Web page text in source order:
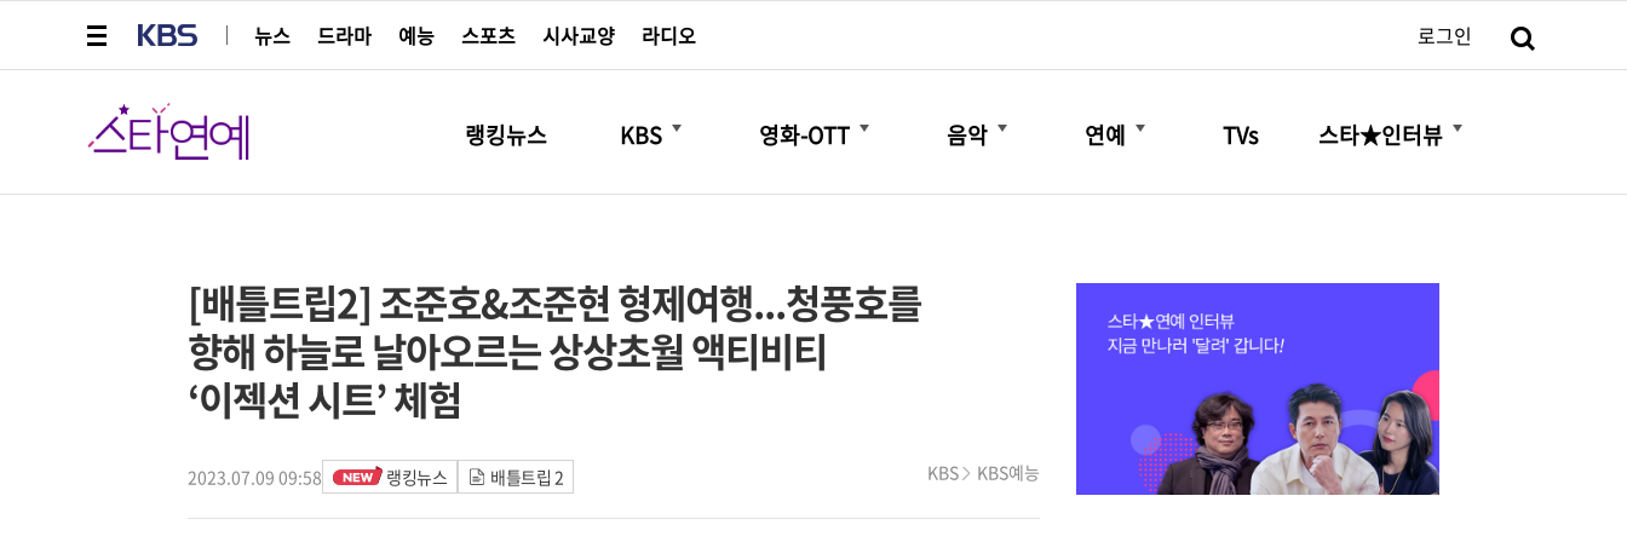
뉴스
드라마 예능 스포츠 시사교양 라디오 로그인
스타연예
랭킹뉴스 KBS
더보기
영화-OTT
더보기
음악
더보기
연예
더보기
TVs 스타★인터뷰
더보기
[배틀트립2] 조준호&조준현 형제여행...청풍호를
향해 하늘로 날아오르는 상상초월 액티비티
‘이젝션 시트’ 체험
2023.07.09 09:58 랭킹뉴스 배틀트립 2 KBS KBS예능
페이스북
트위터
네이버
URL복사
글씨 작게보기
글씨 크게보기